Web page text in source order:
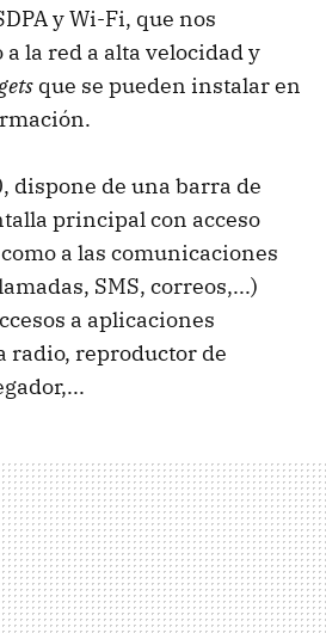
y Wi-Fi, que nos
la red a alta velocidad y
que se pueden instalar en
dispone de una barra de
principal con acceso
a las comunicaciones
SMS, correos,...)
a aplicaciones
radio, reproductor de